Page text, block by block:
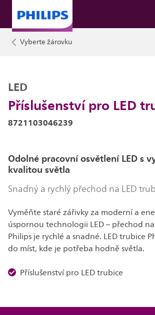
Vyberte žárovku
Příslušenství pro LED
LED
8721103046239
Odolné pracovní osvětlení LED s
kvalitou světla
Snadný a rychlý přechod na LED
Vyměňte staré zářivky za moderní a
úspornou technologii LED – přechod
Philips je rychlé a snadné. LED trubice
do míst, kde je potřeba hodně světla.
Příslušenství pro LED trubice